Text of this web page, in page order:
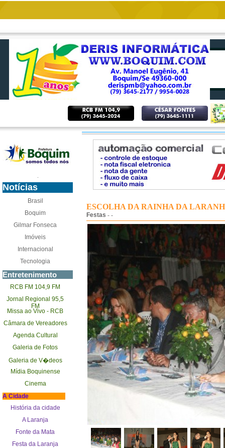
.
Notícias
Brasil
Boquim
Gilmar Fonseca
Imóveis
Internacional
Tecnologia
Entretenimento
RCB FM 104,9 FM
Jornal Regional 95,5
FM
Missa ao Vivo - RCB
Câmara de Vereadores
Agenda Cultural
Galeria de Fotos
Galeria de V�deos
Mídia Boquinense
Cinema
A Cidade
História da cidade
A Laranja
Fonte da Mata
Festa da Laranja
ESCOLHA DA RAINHA DA
Festas - -